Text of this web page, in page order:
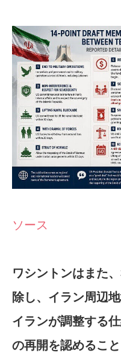
ソース
ワシントンはまた
除し、イラン周辺
イランが調整する
の再開を認めること